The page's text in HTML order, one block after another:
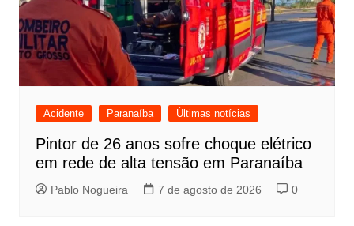
Acidente Paranaíba Últimas notícias
Pintor de 26 anos sofre choque elétrico
em rede de alta tensão em Paranaíba
Pablo Nogueira 7 de agosto de 2026 0